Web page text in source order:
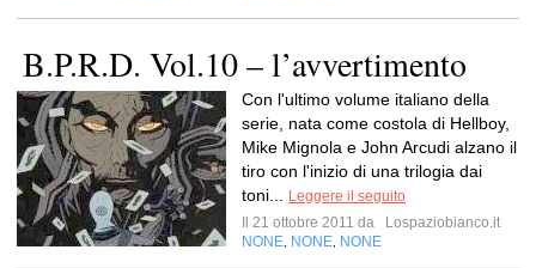
B.P.R.D. Vol.10 – l’avvertimento
Con l'ultimo volume italiano della
serie, nata come costola di Hellboy,
Mike Mignola e John Arcudi alzano il
tiro con l'inizio di una trilogia dai
toni...
Leggere il seguito
Il 21 ottobre 2011 da
Lospaziobianco.it
NONE NONE NONE